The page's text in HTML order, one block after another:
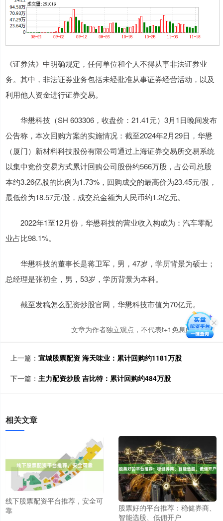
《证券法》中明确规定，任何单位和个人不得从事非法证券业
务。其中，非法证券业务包括未经批准从事证券经营活动，以及
利用他人资金进行证券交易。
华懋科技（SH 603306，收盘价：21.41元）3月1日晚间发布
公告称，本次回购方案的实施情况：截至2024年2月29日，华懋
（厦门）新材料科技股份有限公司通过上海证券交易所交易系统
以集中竞价交易方式累计回购公司股份约566万股，占公司总股
本约3.26亿股的比例为1.73%，回购成交的最高价为23.45元/股，
最低价为18.57元/股，成交总金额为人民币约1.2亿元。
2022年1至12月份，华懋科技的营业收入构成为：汽车零配
业占比98.1%。
华懋科技的董事长是蒋卫军，男，47岁，学历背景为硕士；
总经理是张初全，男，53岁，学历背景为本科。
截至发稿怎么配资炒股官网，华懋科技市值为70亿元。
文章为作者独立观点，不代表t+1免息配资观点
上一篇： 宣城股票配资 海天味业：累计回购约1181万股
下一篇： 主力配资炒股 吉比特：累计回购约484万股
相关文章
线下股票配资平台推荐，安全可
靠
股票好的平台推荐：稳健券商、
智能选股、低佣开户